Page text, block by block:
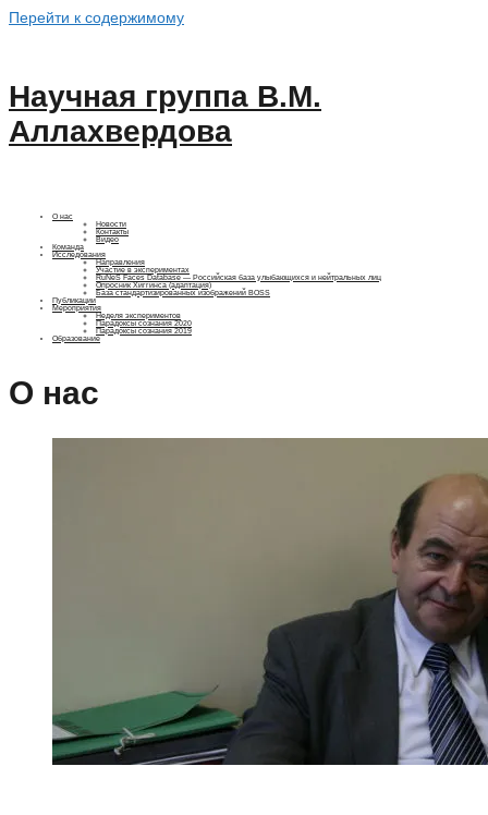
Перейти к содержимому
Научная группа В.М.
Аллахвердова
О нас
Новости
Контакты
Видео
Команда
Исследования
Направления
Участие в экспериментах
RuNeS Faces Database — Российская база улыбающихся и нейтральных лиц
Опросник Хиггинса (адаптация)
База стандартизированных изображений BOSS
Публикации
Мероприятия
Неделя экспериментов
Парадоксы сознания 2020
Парадоксы сознания 2019
Образование
О нас